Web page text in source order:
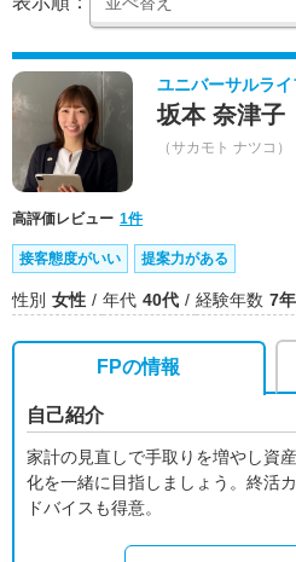
ユニバーサルラ
坂本 奈津子
（サカモト ナツコ）
高評価レビュー 1件
接客態度がいい 提案力がある
性別 女性 年代 40代 経験年数 7年
FPの情報
自己紹介
家計の見直しで手取りを増やし資
化を一緒に目指しましょう。終活
ドバイスも得意。